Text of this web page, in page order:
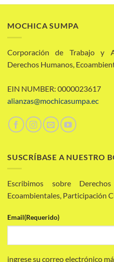
MOCHICA SUMPA
Corporación de Trabajo y
Derechos Humanos,
EIN NUMBER: 0000023617
alianzas@mochicasumpa.ec
SUSCRÍBASE A NUESTRO
Escribimos sobre
Ecoambientales, Participación
Email(Requerido)
ingrese su correo electrónico